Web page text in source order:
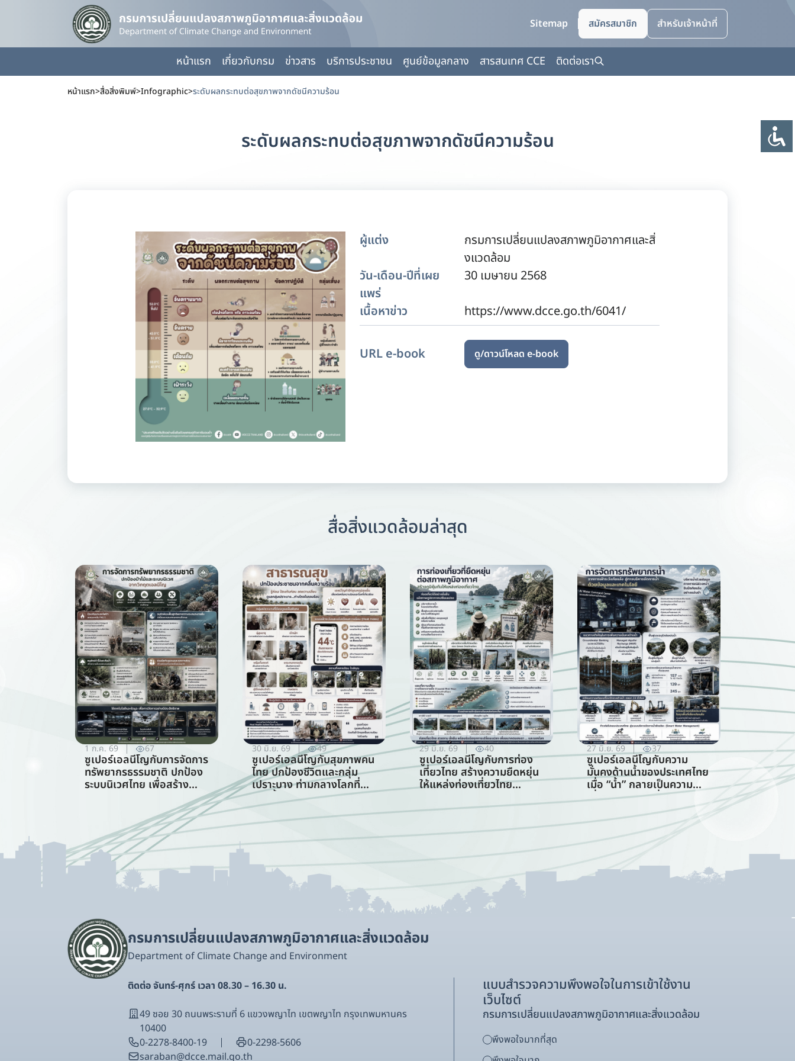
Sitemap สมัครสมาชิก สำหรับเจ้าหน้าที่
หน้าแรก เกี่ยวกับกรม ข่าวสาร บริการประชาชน ศูนย์ข้อมูลกลาง สารสนเทศ CCE ติดต่อเรา
หน้าแรก>สื่อสิ่งพิมพ์>Infographic>ระดับผลกระทบต่อสุขภาพจากดัชนีความร้อน
ระดับผลกระทบต่อสุขภาพจากดัชนีความร้อน
ผู้แต่ง
กรมการเปลี่ยนแปลงสภาพภูมิอากาศและสิ่
งแวดล้อม
วัน-เดือน-ปีที่เผย
แพร่
30 เมษายน 2568
เนื้อหาข่าว
https://www.dcce.go.th/6041/
URL e-book ดู/ดาวน์โหลด e-book
สื่อสิ่งแวดล้อมล่าสุด
1 ก.ค. 69 67
ซูเปอร์เอลนีโญกับการจัดการ
ทรัพยากรธรรมชาติ ปกป้อง
ระบบนิเวศไทย เพื่อสร้าง
ภูมิคุ้มกันต่อวิกฤตภูมิอากาศ
ทรัพยากรธรรมชาติ)
30 มิ.ย. 69 49
ซูเปอร์เอลนีโญกับสุขภาพคน
ไทย ปกป้องชีวิตและกลุ่ม
เปราะบาง ท่ามกลางโลกที่
ร้อนขึ้น (สาขาสาธารณสุข)
29 มิ.ย. 69 40
ซูเปอร์เอลนีโญกับการท่อง
เที่ยวไทย สร้างความยืดหยุ่น
ให้แหล่งท่องเที่ยวไทย
สภาพภูมิอากาศ (สาขาการ
27 มิ.ย. 69 37
ซูเปอร์เอลนีโญกับความ
มั่นคงด้านน้ำของประเทศไทย
เมื่อ “น้ำ” กลายเป็นความ
เสี่ยงอันดับแรกที่ทุกภาคส่วน
ต้องร่วมรับมือ (การจัดการ
ทรัพยากรน้ำ)
กรมการเปลี่ยนแปลงสภาพภูมิอากาศและสิ่งแวดล้อม
Department of Climate Change and Environment
ติดต่อ จันทร์-ศุกร์ เวลา 08.30 – 16.30 น.
49 ซอย 30 ถนนพระรามที่ 6 แขวงพญาไท เขตพญาไท กรุงเทพมหานคร
10400
0-2278-8400-19
0-2298-5606
saraban@dcce.mail.go.th
แบบสำรวจความพึงพอใจในการเข้าใช้งาน
เว็บไซต์
กรมการเปลี่ยนแปลงสภาพภูมิอากาศและสิ่งแวดล้อม
พึงพอใจมากที่สุด